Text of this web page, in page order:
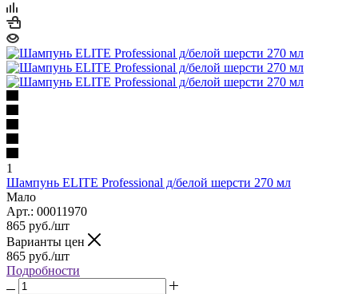
1
Шампунь ELITE Professional д/белой шерсти 270 мл
Мало
Арт.: 00011970
865 руб./шт
Варианты цен
865 руб./шт
Подробности